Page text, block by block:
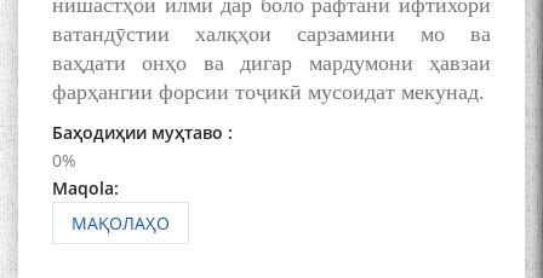
нишастҳои илмӣ дар боло рафтани ифтихори
ватандӯстии халқҳои сарзамини мо ва
ваҳдати онҳо ва дигар мардумони ҳавзаи
фарҳангии форсии тоҷикӣ мусоидат мекунад.
Баҳодиҳии муҳтаво :
0%
Maqola:
МАҚОЛАҲО
Қаноат: Чанор ҳам "гап"
мезанад
ШАРҲИ МУЛОҚОТ БО АҲЛИ